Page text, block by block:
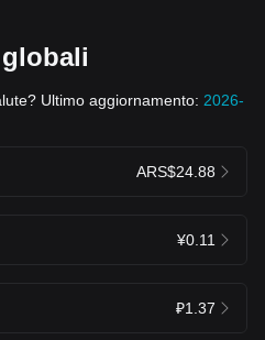
Ultimo aggiornamento: 2026-
ARS$24.88
¥0.11
₽1.37